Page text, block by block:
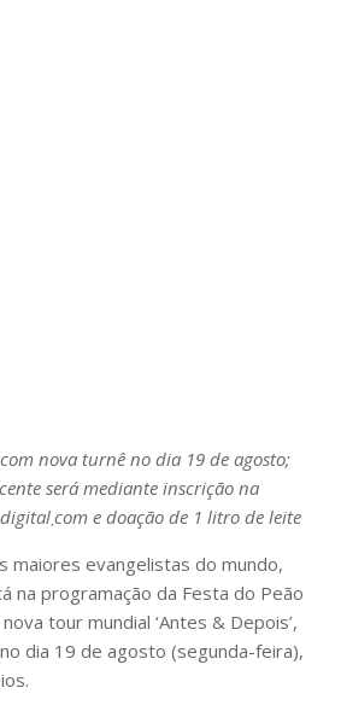
nova turnê no dia 19 de agosto;
será mediante inscrição na
plataforma ingressodigital܂com e doação de 1 litro de leite
maiores evangelistas do mundo,
na programação da Festa do Peão
tour mundial ‘Antes & Depois’,
dia 19 de agosto (segunda-feira),